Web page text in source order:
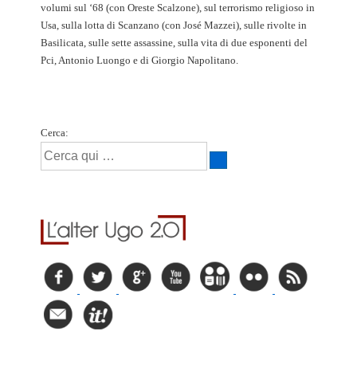
volumi sul ‘68 (con Oreste Scalzone), sul terrorismo religioso in
Usa, sulla lotta di Scanzano (con José Mazzei), sulle rivolte in
Basilicata, sulle sette assassine, sulla vita di due esponenti del
Pci, Antonio Luongo e di Giorgio Napolitano.
Cerca: